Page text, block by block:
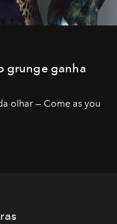
grunge ganha
olhar — Come as you